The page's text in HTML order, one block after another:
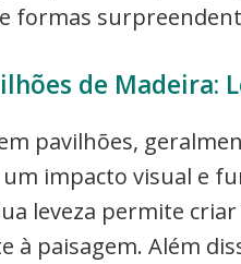
formas
de Madeira:
pavilhões,
impacto visual e
leveza permite
à paisagem. Além